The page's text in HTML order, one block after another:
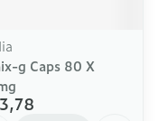
g Caps 80 X